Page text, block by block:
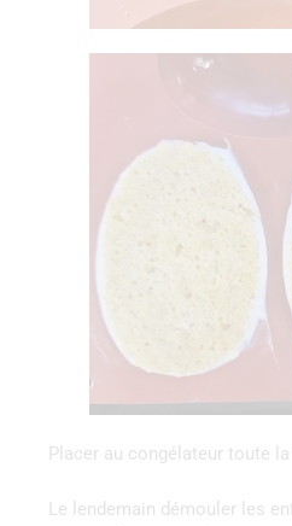
Placer au congélateur toute la
Le lendemain démouler les